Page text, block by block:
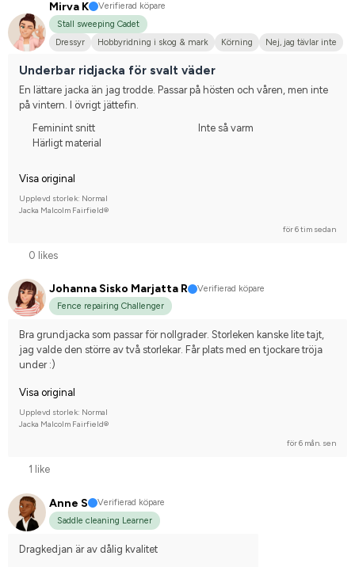
Mirva K
Verifierad köpare
Stall sweeping Cadet
Dressyr
Hobbyridning i skog & mark Körning Nej, jag tävlar inte
Underbar ridjacka för svalt väder
En lättare jacka än jag trodde. Passar på hösten och våren, men inte
på vintern. I övrigt jättefin.
Feminint snitt
Härligt material
Inte så varm
Visa original
Upplevd storlek: Normal
Jacka Malcolm Fairfield®
för 6 tim sedan
0 likes
Johanna Sisko Marjatta R
Verifierad köpare
Fence repairing Challenger
Bra grundjacka som passar för nollgrader. Storleken kanske lite tajt,
jag valde den större av två storlekar. Får plats med en tjockare tröja
under :)
Visa original
Upplevd storlek: Normal
Jacka Malcolm Fairfield®
för 6 mån. sen
1 like
Anne S
Verifierad köpare
Saddle cleaning Learner
Dragkedjan är av dålig kvalitet